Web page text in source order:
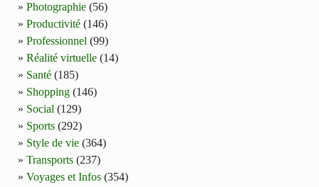
Photographie (56)
Productivité (146)
Professionnel (99)
Réalité virtuelle (14)
Santé (185)
Shopping (146)
Social (129)
Sports (292)
Style de vie (364)
Transports (237)
Voyages et Infos (354)